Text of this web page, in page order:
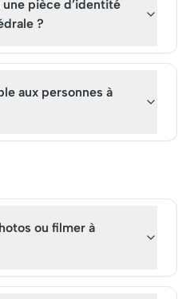
pièce d’identité
?
aux personnes à
ou filmer à